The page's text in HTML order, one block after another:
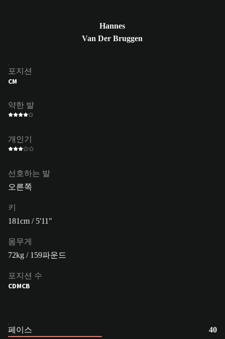
Hannes
Van Der Bruggen
포지션
CM
약한 발
개인기
선호하는 발
오른쪽
키
181cm / 5'11"
몸무게
72kg / 159파운드
포지션 수
CDMCB
페이스
40